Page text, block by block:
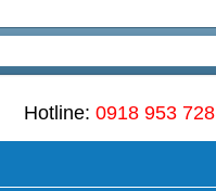
Hotline: 0918 953 728